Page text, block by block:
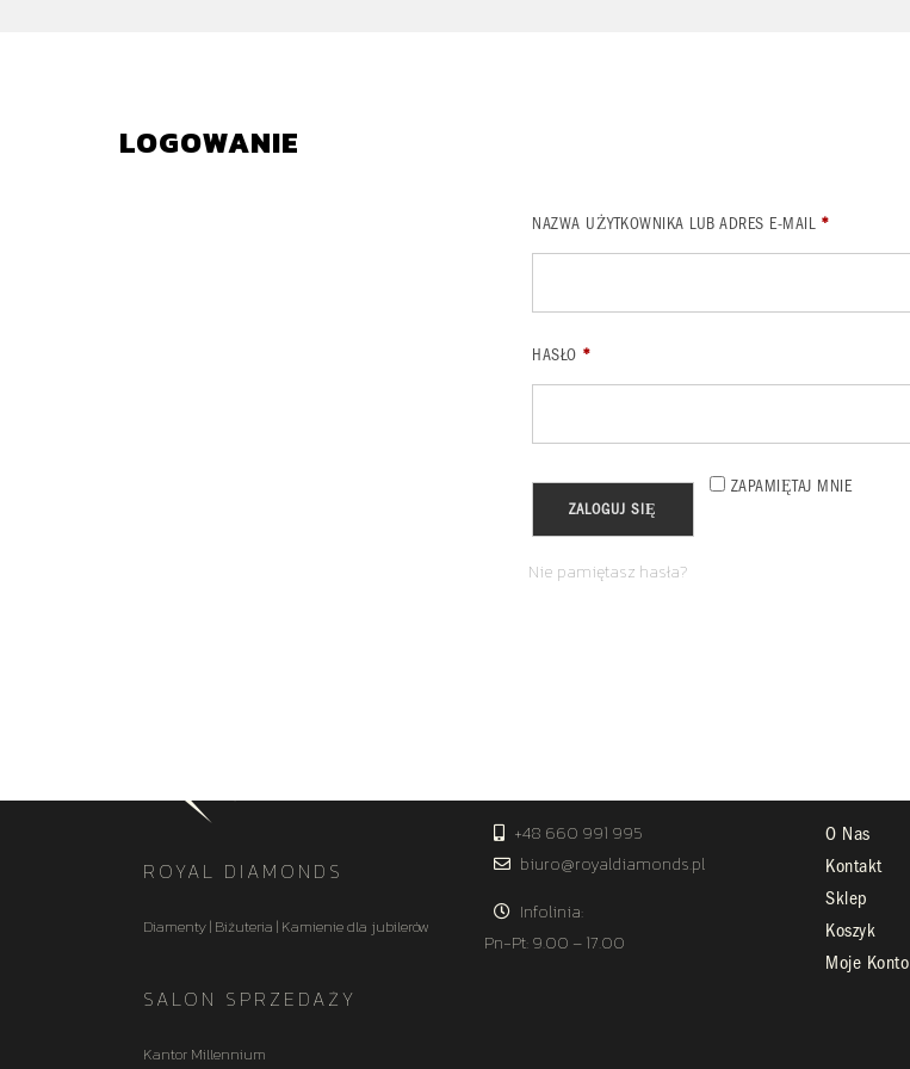
LOGOWANIE
NAZWA UŻYTKOWNIKA LUB ADRES E-MAIL *WYMAGANE
HASŁO *WYMAGANE
ZAPAMIĘTAJ MNIE
ZALOGUJ SIĘ
Nie pamiętasz hasła?
ROYAL DIAMONDS
Diamenty | Biżuteria | Kamienie dla jubilerów
SALON SPRZEDAŻY
Kantor Millennium
+48 660 991 995
biuro@royaldiamonds.pl
Infolinia:
Pn-Pt: 9.00 – 17.00
O Nas
Kontakt
Sklep
Koszyk
Moje Konto